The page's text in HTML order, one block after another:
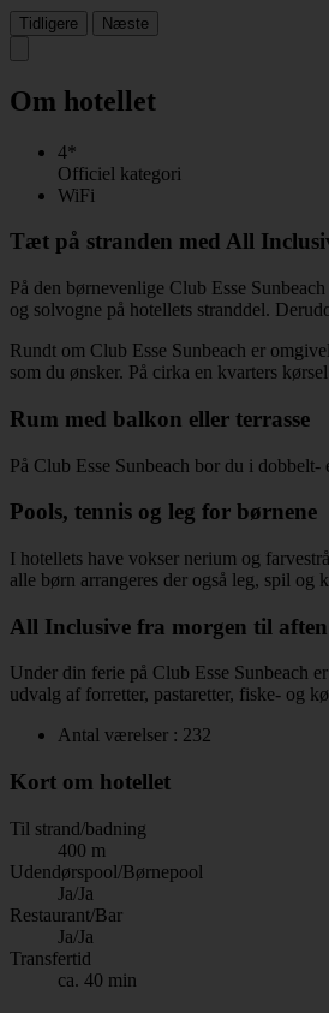
Tidligere Næste
Om hotellet
4*
Officiel kategori
WiFi
Tæt på stranden med All
På den børnevenlige Club Esse
og solvogne på hotellets stranddel.
Rundt om Club Esse Sunbeach er
som du ønsker. På cirka en kvarters
Rum med balkon eller terrasse
På Club Esse Sunbeach bor du i
Pools, tennis og leg for børnene
I hotellets have vokser nerium og
alle børn arrangeres der også leg, spil
All Inclusive fra morgen til aften
Under din ferie på Club Esse Sunbeach
udvalg af forretter, pastaretter, fiske- og
Antal værelser : 232
Kort om hotellet
Til strand/badning
400 m
Udendørspool/Børnepool
Ja/Ja
Restaurant/Bar
Ja/Ja
Transfertid
ca. 40 min